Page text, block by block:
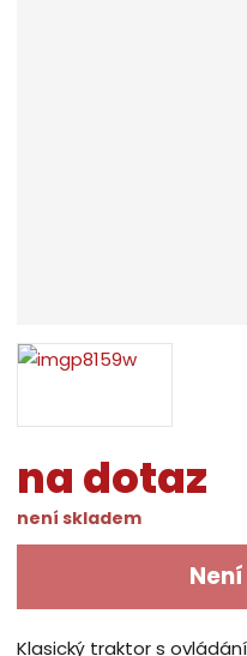
na dotaz
není skladem
Klasický traktor s